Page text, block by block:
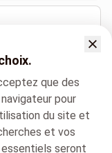
que des
pour
du site et
et vos
seront